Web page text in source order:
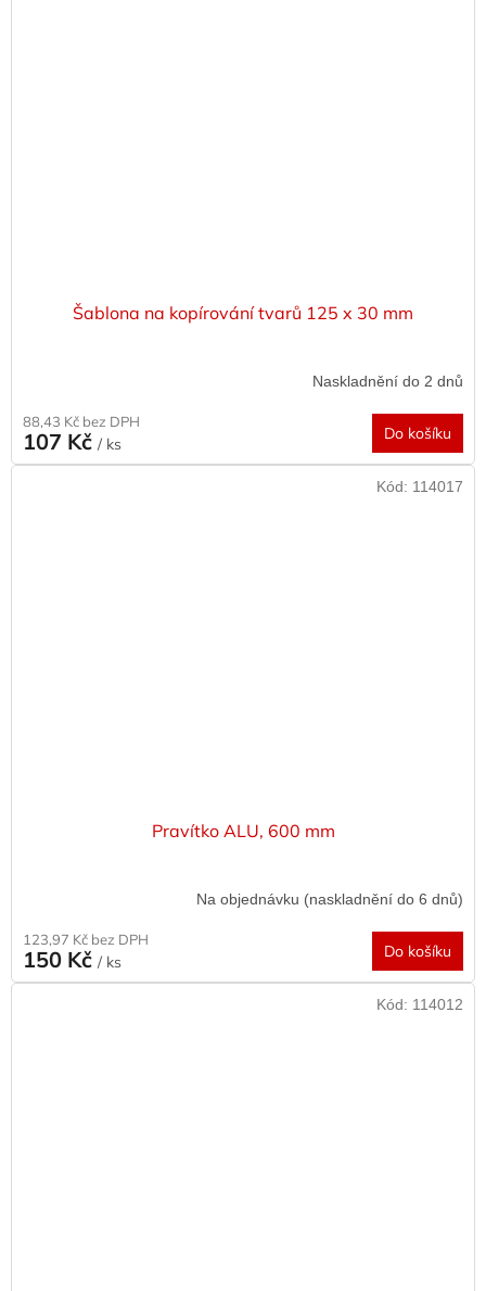
Šablona na kopírování tvarů 125 x 30 mm
Naskladnění do 2 dnů
88,43 Kč bez DPH
107 Kč / ks
Do košíku
Pravítko ALU, 600 mm
Na objednávku (naskladnění do 6 dnů)
123,97 Kč bez DPH
150 Kč / ks
Do košíku
Kód: 114017
Kód: 114012